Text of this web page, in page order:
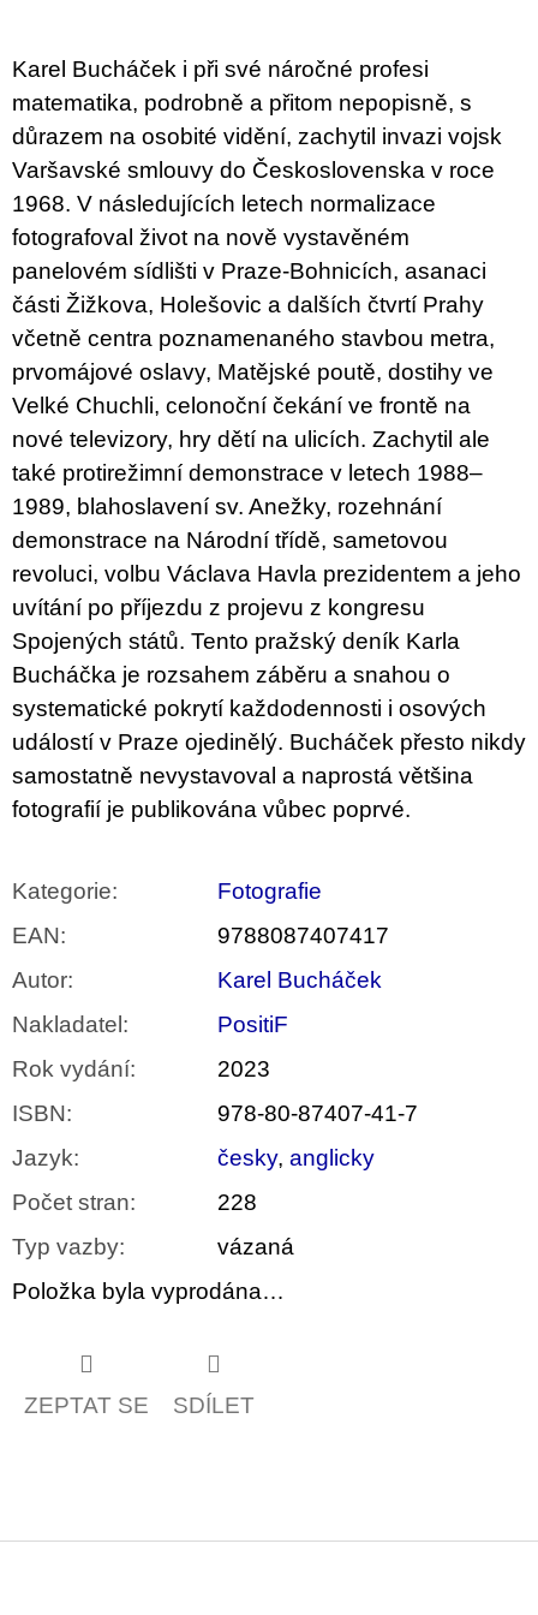
Karel Bucháček i při své náročné profesi
matematika, podrobně a přitom nepopisně, s
důrazem na osobité vidění, zachytil invazi vojsk
Varšavské smlouvy do Československa v roce
1968. V následujících letech normalizace
fotografoval život na nově vystavěném
panelovém sídlišti v Praze-Bohnicích, asanaci
části Žižkova, Holešovic a dal ších čtvrtí Prahy
včetně centra poznamenaného stavbou metra,
prvomájové oslavy, Matějské poutě, dostihy ve
Velké Chuchli, celonoční čekání ve frontě na
nové televizory, hry dětí na ulicích. Zachytil ale
také protirežimní demonstrace v letech 1988–
1989, blahoslavení sv. Anežky, rozehnání
demonstrace na Národní třídě, sametovou
revoluci, volbu Václava Havla prezidentem a jeho
uvítání po příjezdu z projevu z kongresu
Spojených států. Tento pražský deník Karla
Bucháčka je rozsahem záběru a snahou o
systematické pokrytí každodennosti i osových
událostí v Praze ojedinělý. Bucháček přesto nikdy
samostatně nevystavoval a naprostá většina
fotografií je publikována vůbec poprvé.
Kategorie:
Fotografie
EAN:
9788087407417
Autor:
Karel Bucháček
Nakladatel :
PositiF
Rok vydání:
2023
ISBN:
978-80-87407-41-7
Jazyk: česky, anglicky
Počet stran:
228
Typ vazby:
vázaná
Položka byla vyprodána…
ZEPTAT SE SDÍLET
e
m
e
PŘIŠEL
ČAS
NA
DRUHOU
:
SMĚNU
VÝBĚR
Z
TEXTŮ
2022 –
350
Kč